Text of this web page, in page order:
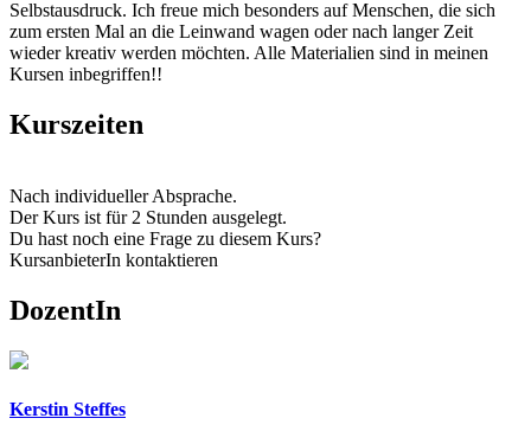
Selbstausdruck. Ich freue mich besonders auf Menschen, die sich
zum ersten Mal an die Leinwand wagen oder nach langer Zeit
wieder kreativ werden möchten. Alle Materialien sind in meinen
Kursen inbegriffen!!
Kurszeiten
Nach individueller Absprache.
Der Kurs ist für 2 Stunden ausgelegt.
Du hast noch eine Frage zu diesem Kurs?
KursanbieterIn kontaktieren
DozentIn
Kerstin Steffes